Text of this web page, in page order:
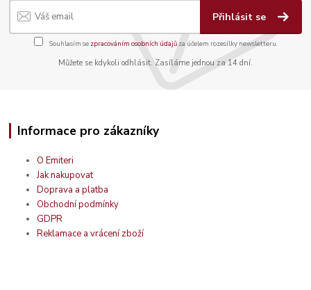
Přihlásit se
Souhlasím se zpracováním osobních údajůza účelem rozesílky newsletteru.
Můžete se kdykoli odhlásit. Zasíláme jednou za 14 dní.
Informace pro zákazníky
O Emiteri
Jak nakupovat
Doprava a platba
Obchodní podmínky
GDPR
Reklamace a vrácení zboží